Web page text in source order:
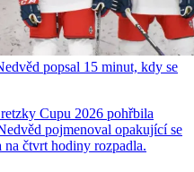
popsal 15 minut, kdy se
Cupu 2026 pohřbila
pojmenoval opakující se
na čtvrt hodiny rozpadla.